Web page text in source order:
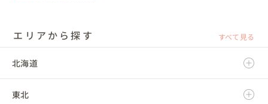
エリアから探す すべて見る
北海道
北海道
東北